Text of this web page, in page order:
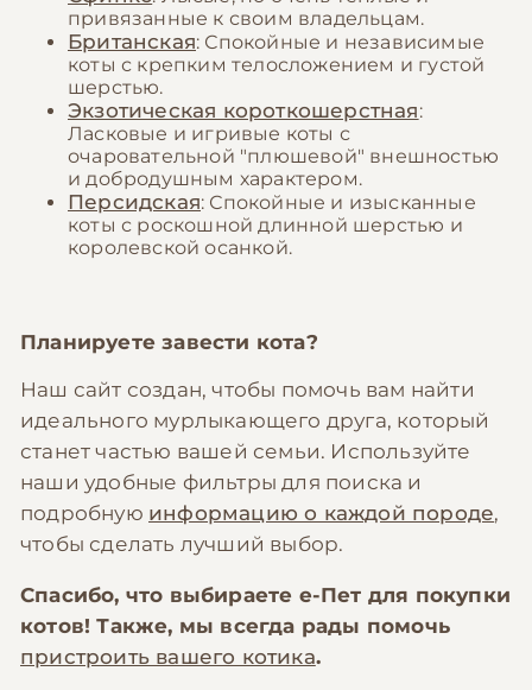
привязанные к своим владельцам.
Британская: Спокойные и независимые
коты с крепким телосложением и густой
шерстью.
Экзотическая короткошерстная:
Ласковые и игривые коты с
очаровательной "плюшевой" внешностью
и добродушным характером.
Персидская: Спокойные и изысканные
коты с роскошной длинной шерстью и
королевской осанкой.
Планируете завести кота?
Наш сайт создан, чтобы помочь вам найти
идеального мурлыкающего друга, который
станет частью вашей семьи. Используйте
наши удобные фильтры для поиска и
подробную информацию о каждой породе,
чтобы сделать лучший выбор.
Спасибо, что выбираете е-Пет для покупки
котов! Также, мы всегда рады помочь
пристроить вашего котика.